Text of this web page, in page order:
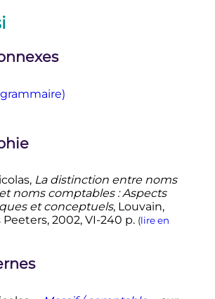
, La distinction entre noms
noms comptables : Aspects
et conceptuels, Louvain,
2002, VI-240 p. (lire en